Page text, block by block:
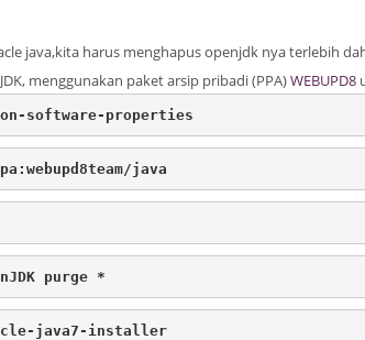
java,kita harus menghapus openjdk nya terlebih
menggunakan paket arsip pribadi (PPA)WEBUPD8
software-properties
java
purge *
java7-installer